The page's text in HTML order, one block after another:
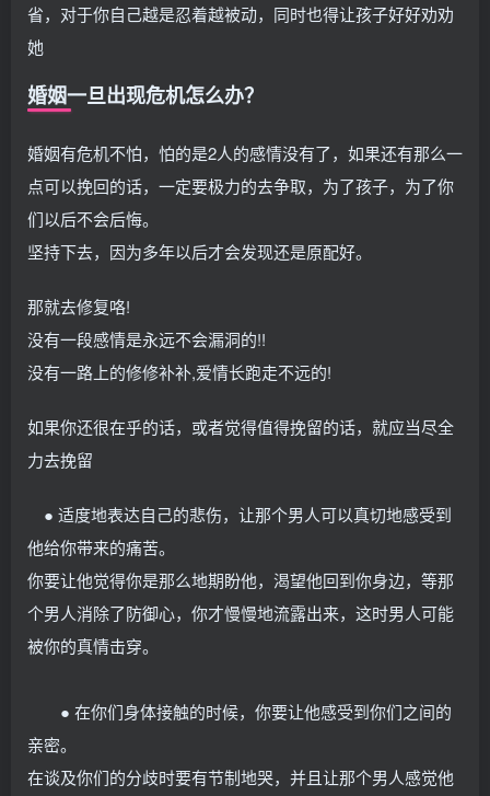
省，对于你自己越是忍着越被动，同时也得让孩子好好劝劝
她
婚姻一旦出现危机怎么办？
婚姻有危机不怕，怕的是2人的感情没有了，如果还有那么一
点可以挽回的话，一定要极力的去争取，为了孩子，为了你
们以后不会后悔。
坚持下去，因为多年以后才会发现还是原配好。
那就去修复咯!
没有一段感情是永远不会漏洞的!!
没有一路上的修修补补,爱情长跑走不远的!
如果你还很在乎的话，或者觉得值得挽留的话，就应当尽全
力去挽留
● 适度地表达自己的悲伤，让那个男人可以真切地感受到
他给你带来的痛苦。
你要让他觉得你是那么地期盼他，渴望他回到你身边，等那
个男人消除了防御心，你才慢慢地流露出来，这时男人可能
被你的真情击穿。
● 在你们身体接触的时候，你要让他感受到你们之间的
亲密。
在谈及你们的分歧时要有节制地哭，并且让那个男人感觉他